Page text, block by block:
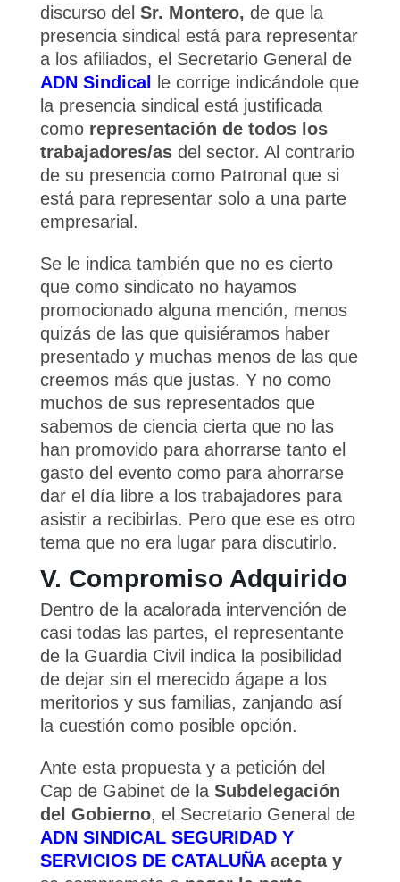
discurso del Sr. Montero, de que la
presencia sindical está para representar
a los afiliados, el Secretario General de
ADN Sindical
le corrige indicándole que
la presencia sindical está justificada
como representación de todos los
trabajadores/asdel sector. Al contrario
de su presencia como Patronal que si
está para representar solo a una parte
empresarial.
Se le indica también que no es cierto
que como sindicato no hayamos
promocionado alguna mención, menos
quizás de las que quisiéramos haber
presentado y muchas menos de las que
creemos más que justas. Y no como
muchos de sus representados que
sabemos de ciencia cierta que no las
han promovido para ahorrarse tanto el
gasto del evento como para ahorrarse
dar el día libre a los trabajadores para
asistir a recibirlas. Pero que ese es otro
tema que no era lugar para discutirlo.
V. Compromiso Adquirido
Dentro de la acalorada intervención de
casi todas las partes, el representante
de la Guardia Civil indica la posibilidad
de dejar sin el merecido ágape a los
meritorios y sus familias, zanjando así
la cuestión como posible opción.
Ante esta propuesta y a petición del
Cap de Gabinet de la Subdelegación
del Gobierno, el Secretario General de
ADN SINDICAL SEGURIDAD Y
SERVICIOS DE CATALUÑAacepta y